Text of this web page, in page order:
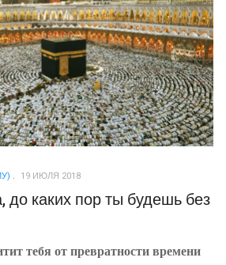
19 ИЮЛЯ 2018
каких пор ты будешь без
тебя от превратности времени